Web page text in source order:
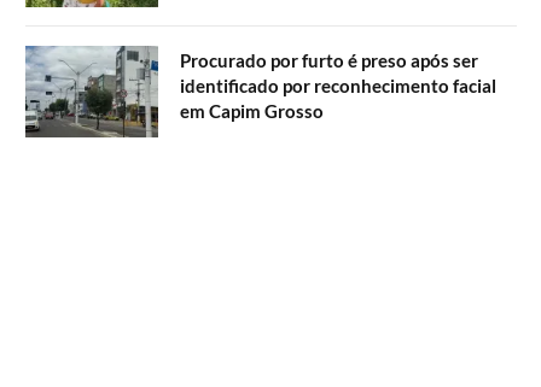
Procurado por furto é preso após ser
identificado por reconhecimento facial
em Capim Grosso